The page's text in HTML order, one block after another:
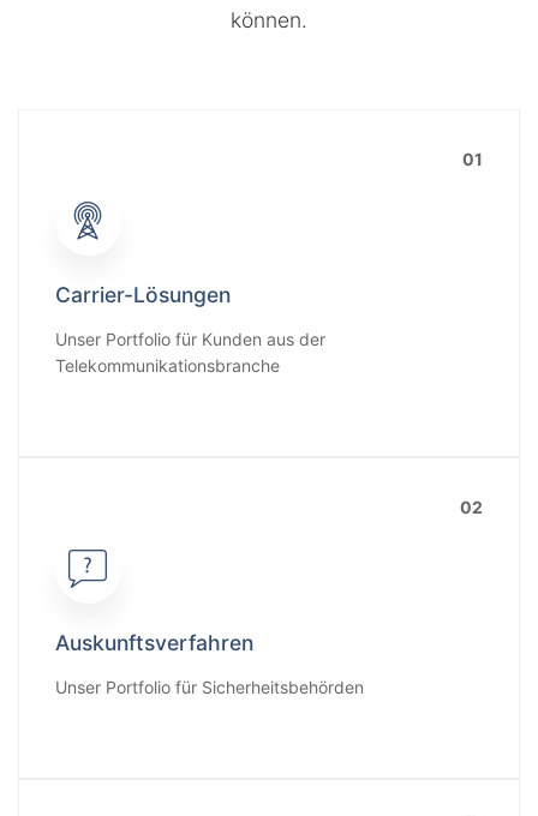
können.
01
Carrier-Lösungen
Unser Portfolio für Kunden aus der
Telekommunikationsbranche
02
Auskunftsverfahren
Unser Portfolio für Sicherheitsbehörden